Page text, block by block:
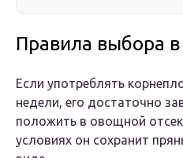
Правила выбора
Если употреблять
недели, его достаточно
положить в овощной
условиях он сохранит